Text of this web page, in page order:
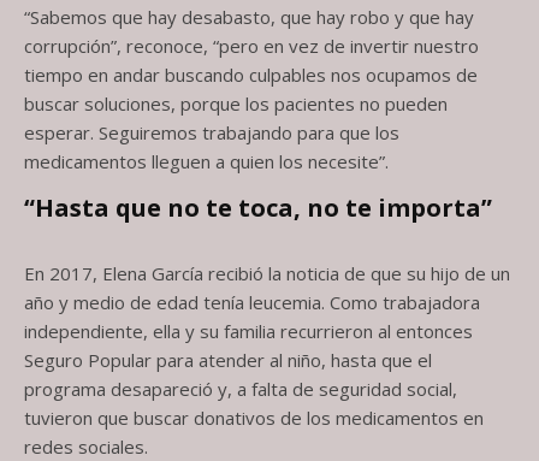
“Sabemos que hay desabasto, que hay robo y que hay
corrupción”, reconoce, “pero en vez de invertir nuestro
tiempo en andar buscando culpables nos ocupamos de
buscar soluciones, porque los pacientes no pueden
esperar. Seguiremos trabajando para que los
medicamentos lleguen a quien los necesite”.
“Hasta que no te toca, no te importa”
En 2017, Elena García recibió la noticia de que su hijo de un
año y medio de edad tenía leucemia. Como trabajadora
independiente, ella y su familia recurrieron al entonces
Seguro Popular para atender al niño, hasta que el
programa desapareció y, a falta de seguridad social,
tuvieron que buscar donativos de los medicamentos en
redes sociales.